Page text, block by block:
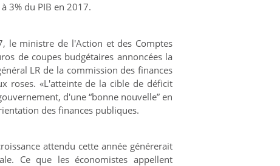
3% du PIB en 2017.
le ministre de l'Action et des Comptes
de coupes budgétaires annoncées la
LR de la commission des finances
roses. «L'atteinte de la cible de déficit
d'une “bonne nouvelle” en
des finances publiques.
attendu cette année générerait
Ce que les économistes appellent